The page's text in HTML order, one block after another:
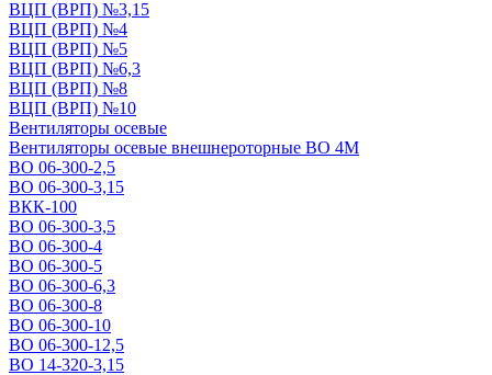
ВЦП (ВРП) №3,15
ВЦП (ВРП) №4
ВЦП (ВРП) №5
ВЦП (ВРП) №6,3
ВЦП (ВРП) №8
ВЦП (ВРП) №10
Вентиляторы осевые
Вентиляторы осевые внешнероторные ВО 4М
ВО 06-300-2,5
ВО 06-300-3,15
ВКК-100
ВО 06-300-3,5
ВО 06-300-4
ВО 06-300-5
ВО 06-300-6,3
ВО 06-300-8
ВО 06-300-10
ВО 06-300-12,5
ВО 14-320-3,15